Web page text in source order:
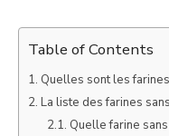
Table of Contents
Quelles sont les
La liste des farines
Quelle farine